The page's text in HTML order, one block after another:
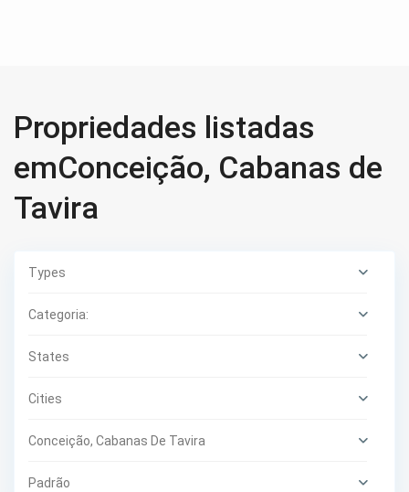
Propriedades listadas
emConceição, Cabanas de
Tavira
Types
Categoria:
States
Cities
Conceição, Cabanas De Tavira
Padrão